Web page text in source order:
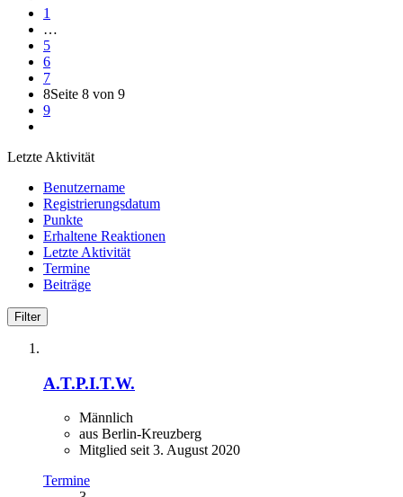
1
…
5
6
7
8Seite 8 von 9
9
Letzte Aktivität
Benutzername
Registrierungsdatum
Punkte
Erhaltene Reaktionen
Letzte Aktivität
Termine
Beiträge
Filter
A.T.P.I.T.W.
Männlich
aus Berlin-Kreuzberg
Mitglied seit 3. August 2020
Termine